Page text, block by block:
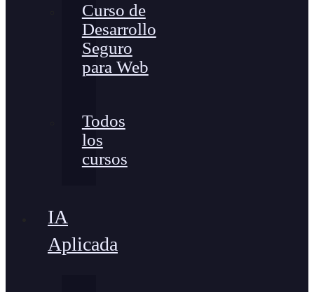
Curso de
Desarrollo
Seguro
para Web
Todos
los
cursos
IA
Aplicada